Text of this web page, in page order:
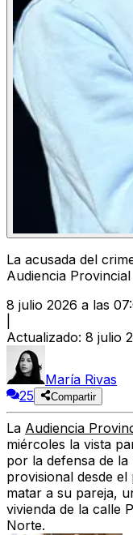
La acusada del
Audiencia Provincial
8 julio 2026 a las
Actualizado: 8 julio
María Rivas
25
Compartir
La Audiencia
miércoles la vista
por la defensa de
provisional desde el
matar a su pareja,
vivienda de la calle
Norte.